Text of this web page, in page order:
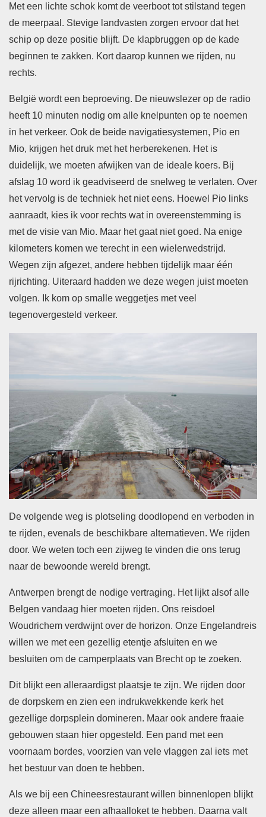
Met een lichte schok komt de veerboot tot stilstand tegen
de meerpaal. Stevige landvasten zorgen ervoor dat het
schip op deze positie blijft. De klapbruggen op de kade
beginnen te zakken. Kort daarop kunnen we rijden, nu
rechts.
België wordt een beproeving. De nieuwslezer op de radio
heeft 10 minuten nodig om alle knelpunten op te noemen
in het verkeer. Ook de beide navigatiesystemen, Pio en
Mio, krijgen het druk met het herberekenen. Het is
duidelijk, we moeten afwijken van de ideale koers. Bij
afslag 10 word ik geadviseerd de snelweg te verlaten. Over
het vervolg is de techniek het niet eens. Hoewel Pio links
aanraadt, kies ik voor rechts wat in overeenstemming is
met de visie van Mio. Maar het gaat niet goed. Na enige
kilometers komen we terecht in een wielerwedstrijd.
Wegen zijn afgezet, andere hebben tijdelijk maar één
rijrichting. Uiteraard hadden we deze wegen juist moeten
volgen. Ik kom op smalle weggetjes met veel
tegenovergesteld verkeer.
De volgende weg is plotseling doodlopend en verboden in
te rijden, evenals de beschikbare alternatieven. We rijden
door. We weten toch een zijweg te vinden die ons terug
naar de bewoonde wereld brengt.
Antwerpen brengt de nodige vertraging. Het lijkt alsof alle
Belgen vandaag hier moeten rijden. Ons reisdoel
Woudrichem verdwijnt over de horizon. Onze Engelandreis
willen we met een gezellig etentje afsluiten en we
besluiten om de camperplaats van Brecht op te zoeken.
Dit blijkt een alleraardigst plaatsje te zijn. We rijden door
de dorpskern en zien een indrukwekkende kerk het
gezellige dorpsplein domineren. Maar ook andere fraaie
gebouwen staan hier opgesteld. Een pand met een
voornaam bordes, voorzien van vele vlaggen zal iets met
het bestuur van doen te hebben.
Als we bij een Chineesrestaurant willen binnenlopen blijkt
deze alleen maar een afhaalloket te hebben. Daarna valt